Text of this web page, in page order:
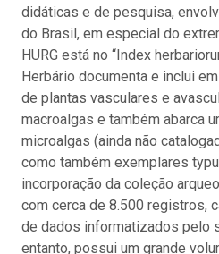
didáticas e de pesquisa,
do Brasil, em especial do
HURG está no “Index
Herbário documenta e inclui
de plantas vasculares e
macroalgas e também abarca
microalgas (ainda não
como também exemplares
incorporação da coleção
com cerca de 8.500 registros,
de dados informatizados pelo
entanto, possui um grande